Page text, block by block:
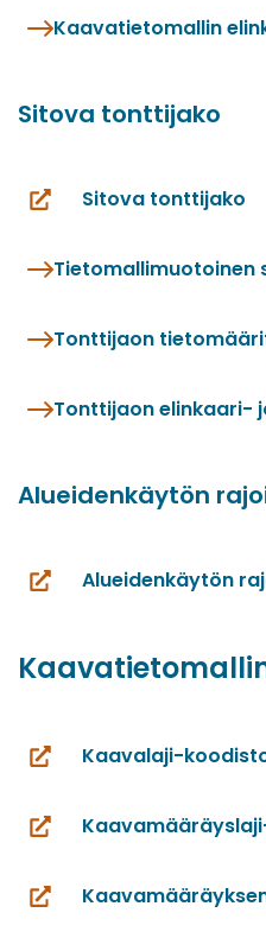
Kaavatietomallin
Sitova tonttijako
Sitova tonttijako
(siirryt
palveluun)
Tonttijaon
Tonttijaon elinkaari-
Alueidenkäytön
Alueidenkäytön
(siirryt
palveluun)
Kaavalaji-
(siirryt
palveluun)
(siirryt
palveluun)
(siirryt